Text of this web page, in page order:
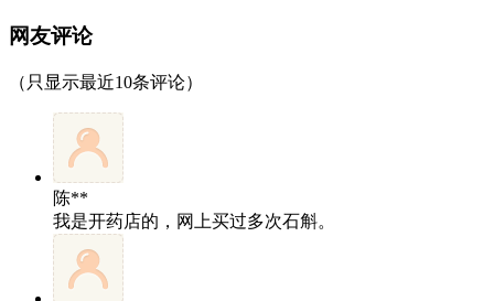
网友评论
（只显示最近10条评论）
陈**
我是开药店的，网上买过多次石斛。